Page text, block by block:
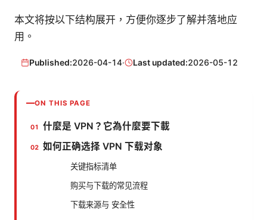
本文将按以下结构展开，方便你逐步了解并落地应
用。
Published:2026-04-14· Last updated:2026-05-12
ON THIS PAGE
什麼是 VPN？它為什麼要下載
如何正确选择 VPN 下载对象
关键指标清单
购买与下载的常见流程
下载来源与 安全性